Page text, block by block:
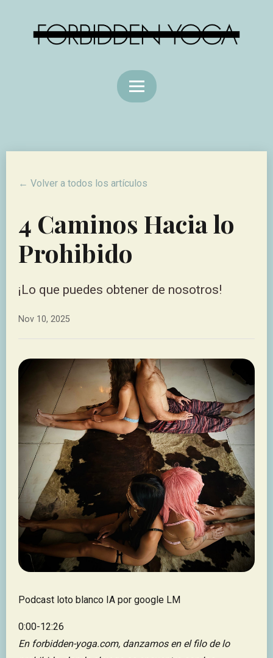
← Volver a todos los artículos
4 Caminos Hacia lo
Prohibido
¡Lo que puedes obtener de nosotros!
Nov 10, 2025
Podcast loto blanco IA por google LM
0:00-12:26
En forbidden-yoga.com, danzamos en el filo de lo